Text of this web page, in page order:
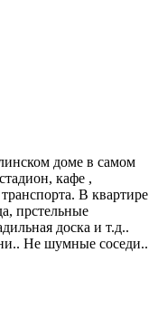
доме в самом
кафе ,
В квартире
прстельные
доска и т.д..
Не шумные соседи..